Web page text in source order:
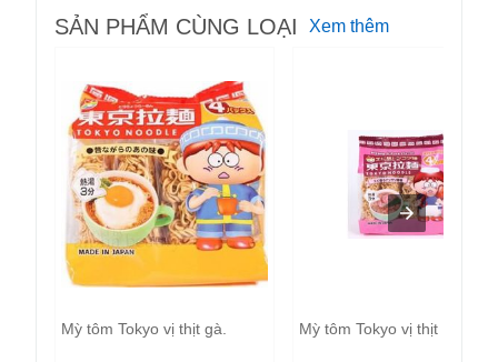
SẢN PHẨM CÙNG LOẠI Xem thêm
Mỳ tôm Tokyo vị thịt gà. Mỳ tôm Tokyo vị thịt